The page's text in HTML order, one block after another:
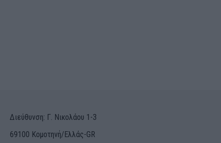
Διεύθυνση: Γ. Νικολάου 1-3
69100 Κομοτηνή/Ελλάς-GR